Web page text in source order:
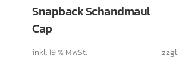
Snapback Schandmaul
Cap
inkl. 19 % MwSt. zzgl.